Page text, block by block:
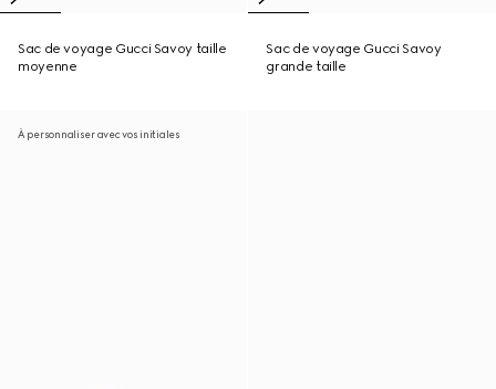
Sac de voyage Gucci Savoy taille
moyenne
Sac de voyage Gucci Savoy
grande taille
À personnaliser avec vos initiales